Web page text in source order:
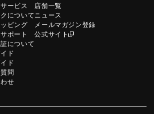
ービス
について
ピング
ポート
について
ド
ド
問
せ
店舗一覧
ニュース
メールマガジン登録
公式サイト